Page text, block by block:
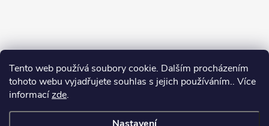
Tento web používá soubory cookie. Dalším procházením
tohoto webu vyjadřujete souhlas s jejich používáním.. Více
informacízde.